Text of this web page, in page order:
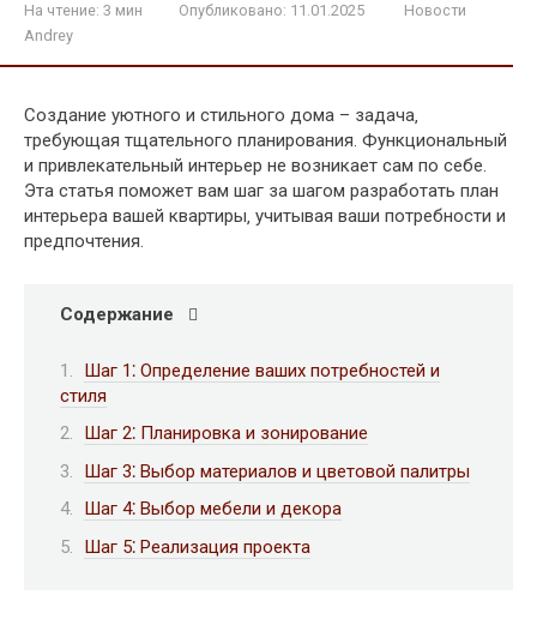
На чтение: 3 мин Опубликовано: 11.01.2025
Новости
Andrey
Создание уютного и стильного дома – задача‚
требующая тщательного планирования. Функциональный
и привлекательный интерьер не возникает сам по себе.
Эта статья поможет вам шаг за шагом разработать план
интерьера вашей квартиры‚ учитывая ваши потребности и
предпочтения.
Содержание
Шаг 1⁚ Определение ваших потребностей и
стиля
Шаг 2⁚ Планировка и зонирование
Шаг 3⁚ Выбор материалов и цветовой палитры
Шаг 4⁚ Выбор мебели и декора
Шаг 5⁚ Реализация проекта